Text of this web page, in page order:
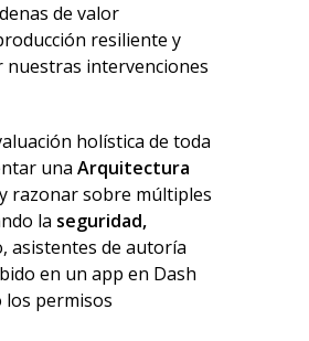
de valor
resiliente y
nuestras intervenciones
holística de toda
una Arquitectura
razonar sobre múltiples
la seguridad,
asistentes de autoría
en un app en Dash
los permisos